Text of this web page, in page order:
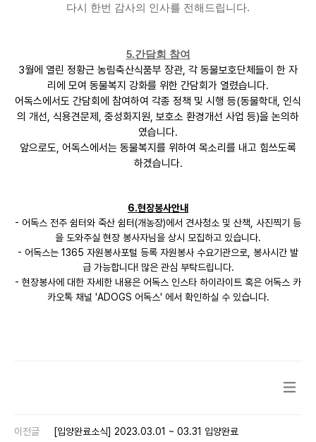
다시 한번 감사의 인사를 전해드립니다.
5.간담회 참여
3월에 열린 정황근 농림축산식품부 장관, 각 동물보호단체들이 한 자
리에 모여 동물복지 강화를 위한 간담회가 열렸습니다.
어독스에서도 간담회에 참여하여 각종 정책 및 시행 등(동물학대, 인식
의 개선, 식용견문제, 중성화지원, 보호소 환경개선 사업 등)을 논의하
였습니다.
앞으로도, 어독스에서는 동물복지를 위하여 목소리를 내고 힘쓰도록
하겠습니다.
6.현장봉사안내
- 어독스 전주 쉼터와 죽산 쉼터(개농장)에서 견사청소 및 산책, 사진찍기 등
을 도와주실 현장 봉사자님을 상시 모집하고 있습니다.
- 어독스는 1365 자원봉사포털 등록 자원봉사 수요기관으로, 봉사시간 발
급 가능합니다! 많은 관심 부탁드립니다.
- 현장봉사에 대한 자세한 내용은 어독스 인스타 하이라이트 혹은 어독스 카
카오톡 채널 'ADOGS 어독스' 에서 확인하실 수 있습니다.
이전글 [입양완료소식] 2023.03.01 ~ 03.31 입양완료